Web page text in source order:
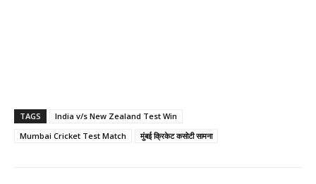
TAGS
India v/s New Zealand Test Win
Mumbai Cricket Test Match
मुंबई क्रिकेट कसोटी सामना